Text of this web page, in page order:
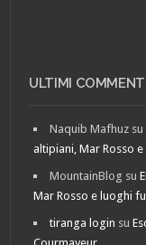
ULTIMI COMMENTI
Naquib Mafhuz su
altipiani, Mar Rosso
MountainBlog su
Mar Rosso e luoghi
tiranga login su